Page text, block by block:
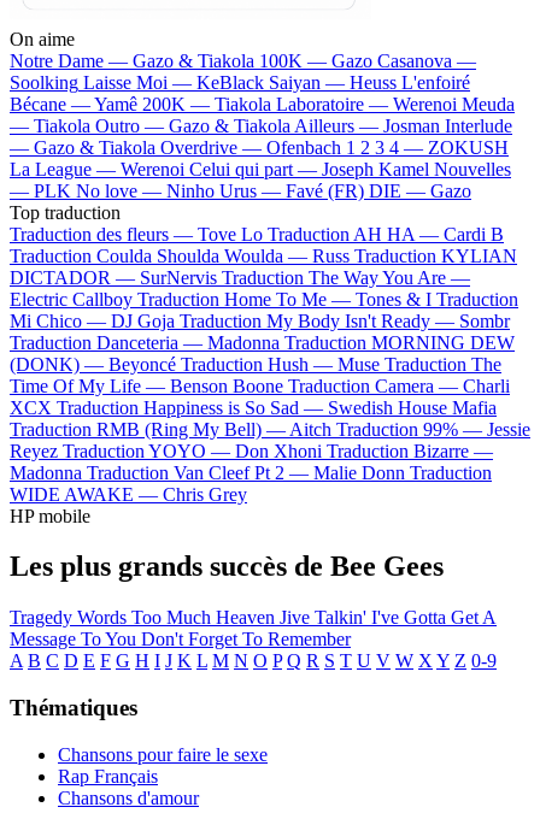
On aime
Notre Dame — Gazo & Tiakola 100K — Gazo Casanova —
Soolking Laisse Moi — KeBlack Saiyan — Heuss L'enfoiré
Bécane —Yamê 200K — Tiakola Laboratoire — Werenoi Meuda
— Tiakola Outro — Gazo & Tiakola Ailleurs — Josman Interlude
— Gazo & Tiakola Overdrive — Ofenbach 1 2 3 4 — ZOKUSH
La League — Werenoi Celui qui part — Joseph Kamel Nouvelles
— PLK No love — Ninho Urus — Favé (FR) DIE — Gazo
Top traduction
Traduction des fleurs — Tove Lo Traduction AH HA — Cardi B
Traduction Coulda Shoulda Woulda — Russ Traduction KYLIAN
DICTADOR — SurNervis Traduction The Way You Are —
Electric Callboy Traduction Home To Me — Tones & I Traduction
Mi Chico — DJ Goja Traduction My Body Isn't Ready — Sombr
Traduction Danceteria — Madonna Traduction MORNING DEW
(DONK) — Beyoncé Traduction Hush — Muse Traduction The
Time Of My Life — Benson Boone Traduction Camera — Charli
XCX Traduction Happiness is So Sad — Swedish House Mafia
Traduction RMB (Ring My Bell) — Aitch Traduction 99% — Jessie
Reyez Traduction YOYO — Don Xhoni Traduction Bizarre —
Madonna Traduction Van Cleef Pt 2 — Malie Donn Traduction
WIDE AWAKE — Chris Grey
HP mobile
Les plus grands succès de Bee Gees
Tragedy Words Too Much Heaven Jive Talkin' I've Gotta Get A
Message To You Don't Forget To Remember
A B C D E F G H I J K L M N O P Q R S T U V W X Y Z 0-9
Thématiques
Chansons pour faire le sexe
Rap Français
Chansons d'amour